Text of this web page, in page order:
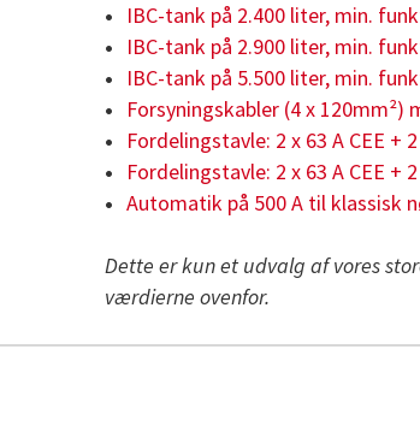
IBC-tank på 2.400 liter, min.
IBC-tank på 2.900 liter, min.
IBC-tank på 5.500 liter, min.
Forsyningskabler (4 x
Fordelingstavle: 2 x 63 A CEE +
Fordelingstavle: 2 x 63 A CEE +
Automatik på 500 A til klassisk
Dette er kun et udvalg af vores
værdierne ovenfor.